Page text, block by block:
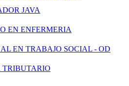
JAVA
EN ENFERMERIA
EN TRABAJO SOCIAL - OD
TRIBUTARIO